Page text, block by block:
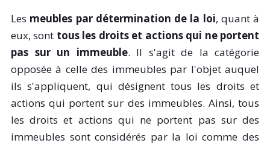
Les meubles par détermination de la loi, quant à
eux, sont tous les droits et actions qui ne portent
pas sur un immeuble. Il s'agit de la catégorie
opposée à celle des immeubles par l'objet auquel
ils s'appliquent, qui désignent tous les droits et
actions qui portent sur des immeubles. Ainsi, tous
les droits et actions qui ne portent pas sur des
immeubles sont considérés par la loi comme des